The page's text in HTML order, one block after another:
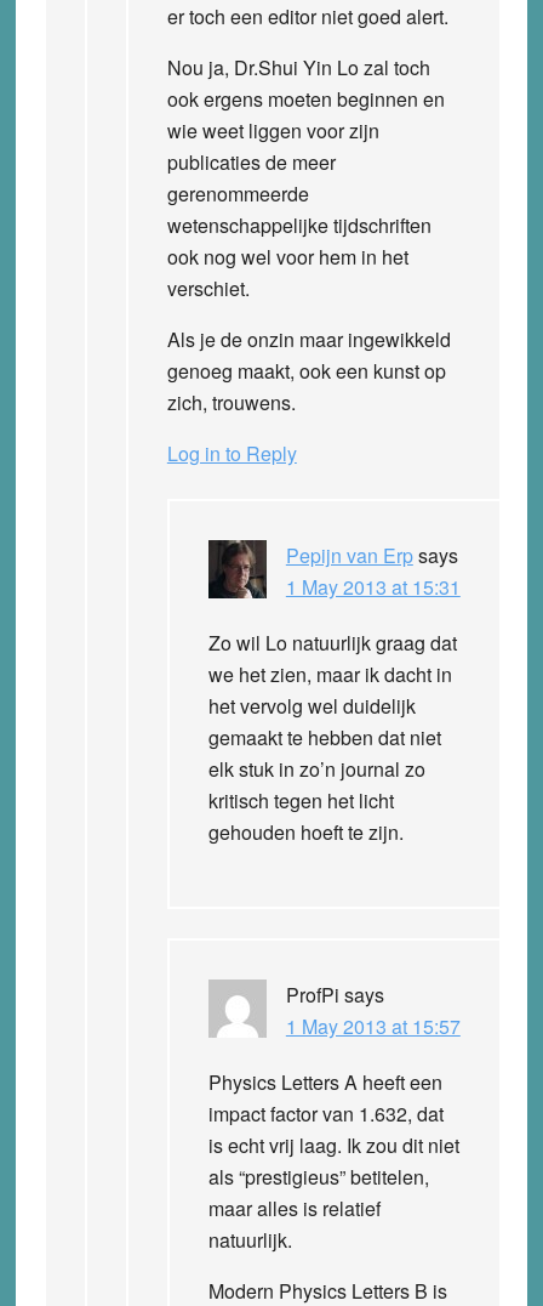
er toch een editor niet goed alert.
Nou ja, Dr.Shui Yin Lo zal toch
ook ergens moeten beginnen en
wie weet liggen voor zijn
publicaties de meer
gerenommeerde
wetenschappelijke tijdschriften
ook nog wel voor hem in het
verschiet.
Als je de onzin maar ingewikkeld
genoeg maakt, ook een kunst op
zich, trouwens.
Log in to Reply
Pepijn van Erpsays
1 May 2013 at 15:31
Zo wil Lo natuurlijk graag dat
we het zien, maar ik dacht in
het vervolg wel duidelijk
gemaakt te hebben dat niet
elk stuk in zo’n journal zo
kritisch tegen het licht
gehouden hoeft te zijn.
ProfPi says
1 May 2013 at 15:57
Physics Letters A heeft een
impact factor van 1.632, dat
is echt vrij laag. Ik zou dit niet
als “prestigieus” betitelen,
maar alles is relatief
natuurlijk.
Modern Physics Letters B is